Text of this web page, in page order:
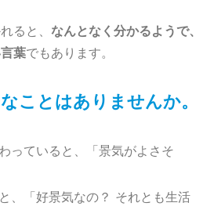
ると、 なんとなく分かるようで、
葉でもあります。
ことはありませんか。
っていると、「景気がよさそ
、「好景気なの？ それとも生活